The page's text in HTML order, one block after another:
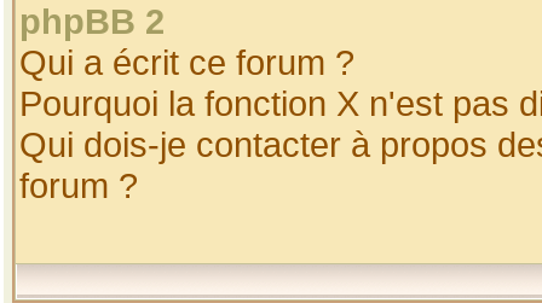
phpBB 2
Qui a écrit ce forum ?
Pourquoi la fonction X n'est pas
Qui dois-je contacter à propos
forum ?